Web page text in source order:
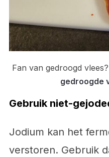
Fan van gedroogd
gedroogde
Gebruik niet-
Jodium kan het
verstoren. Gebruik